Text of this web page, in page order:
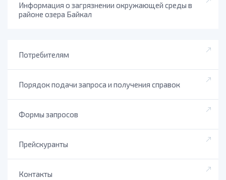
Информация о загрязнении окружающей среды в
районе озера Байкал
Потребителям
Порядок подачи запроса и получения справок
Формы запросов
Прейскуранты
Контакты